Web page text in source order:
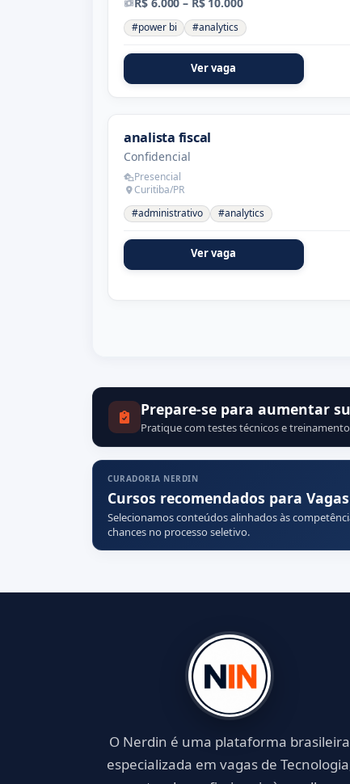
R$ 6.000 – R$ 10.000
#power bi #analytics
Ver vaga
analista fiscal
Confidencial
Presencial
Curitiba/PR
#administrativo
#analytics
Ver vaga
Prepare-se para aumentar
Pratique com testes técnicos e
CURADORIA NERDIN
Cursos recomendados para
Selecionamos conteúdos alinhados às
chances no processo seletivo.
O Nerdin é uma plataforma brasileira
especializada em vagas de